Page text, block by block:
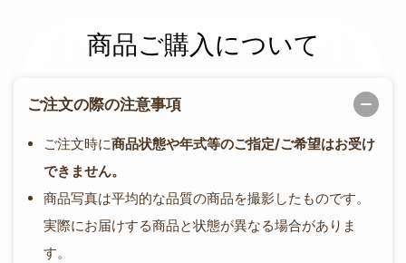
商品ご購入について
ご注文の際の注意事項
ご注文時に商品状態や年式等のご指定/ご希望はお受け
できません。
商品写真は平均的な品質の商品を撮影したものです。
実際にお届けする商品と状態が異なる場合がありま
す。